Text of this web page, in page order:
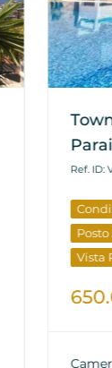
Ref. ID:
Vista